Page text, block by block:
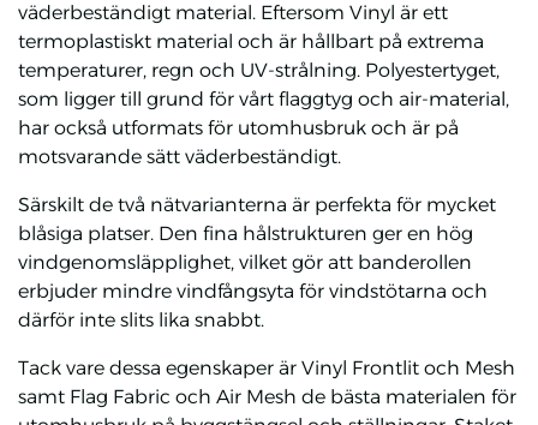
väderbeständigt material. Eftersom Vinyl är ett
termoplastiskt material och är hållbart på extrema
temperaturer, regn och UV-strålning. Polyestertyget,
som ligger till grund för vårt flaggtyg och air-material,
har också utformats för utomhusbruk och är på
motsvarande sätt väderbeständigt.
Särskilt de två nätvarianterna är perfekta för mycket
blåsiga platser. Den fina hålstrukturen ger en hög
vindgenomsläpplighet, vilket gör att banderollen
erbjuder mindre vindfångsyta för vindstötarna och
därför inte slits lika snabbt.
Tack vare dessa egenskaper är Vinyl Frontlit och Mesh
samt Flag Fabric och Air Mesh de bästa materialen för